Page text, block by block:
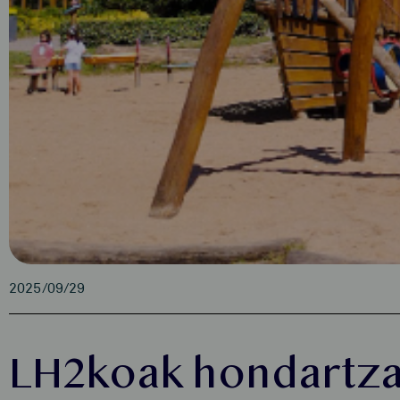
2025/09/29
LH2koak